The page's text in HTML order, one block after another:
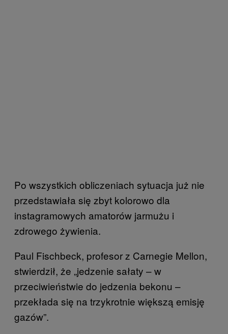
Po wszystkich obliczeniach sytuacja już nie
przedstawiała się zbyt kolorowo dla
instagramowych amatorów jarmużu i
zdrowego żywienia.
Paul Fischbeck, profesor z Carnegie Mellon,
stwierdził, że „jedzenie sałaty – w
przeciwieństwie do jedzenia bekonu –
przekłada się na trzykrotnie większą emisję
gazów”.